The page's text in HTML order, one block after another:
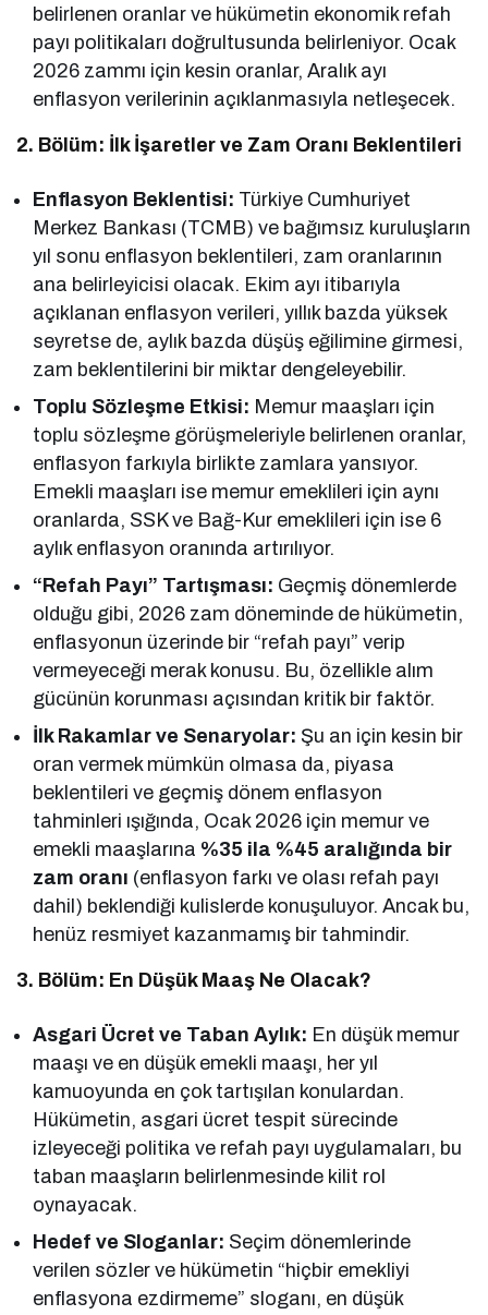
belirlenen oranlar ve hükümetin ekonomik refah
payı politikaları doğrultusunda belirleniyor. Ocak
2026 zammı için kesin oranlar, Aralık ayı
enflasyon verilerinin açıklanmasıyla netleşecek.
2. Bölüm: İlk İşaretler ve Zam Oranı Beklentileri
Enflasyon Beklentisi: Türkiye Cumhuriyet
Merkez Bankası (TCMB) ve bağımsız kuruluşların
yıl sonu enflasyon beklentileri, zam oranlarının
ana belirleyicisi olacak. Ekim ayı itibarıyla
açıklanan enflasyon verileri, yıllık bazda yüksek
seyretse de, aylık bazda düşüş eğilimine girmesi,
zam beklentilerini bir miktar dengeleyebilir.
Toplu Sözleşme Etkisi: Memur maaşları için
toplu sözleşme görüşmeleriyle belirlenen oranlar,
enflasyon farkıyla birlikte zamlara yansıyor.
Emekli maaşları ise memur emeklileri için aynı
oranlarda, SSK ve Bağ-Kur emeklileri için ise 6
aylık enflasyon oranında artırılıyor.
“Refah Payı” Tartışması: Geçmiş dönemlerde
olduğu gibi, 2026 zam döneminde de hükümetin,
enflasyonun üzerinde bir “refah payı” verip
vermeyeceği merak konusu. Bu, özellikle alım
gücünün korunması açısından kritik bir faktör.
İlk Rakamlar ve Senaryolar: Şu an için kesin bir
oran vermek mümkün olmasa da, piyasa
beklentileri ve geçmiş dönem enflasyon
tahminleri ışığında, Ocak 2026 için memur ve
emekli maaşlarına %35 ila %45 aralığında bir
zam oranı (enflasyon farkı ve olası refah payı
dahil) beklendiği kulislerde konuşuluyor. Ancak bu,
henüz resmiyet kazanmamış bir tahmindir.
3. Bölüm: En Düşük Maaş Ne Olacak?
Asgari Ücret ve Taban Aylık: En düşük memur
maaşı ve en düşük emekli maaşı, her yıl
kamuoyunda en çok tartışılan konulardan.
Hükümetin, asgari ücret tespit sürecinde
izleyeceği politika ve refah payı uygulamaları, bu
taban maaşların belirlenmesinde kilit rol
oynayacak.
Hedef ve Sloganlar: Seçim dönemlerinde
verilen sözler ve hükümetin “hiçbir emekliyi
enflasyona ezdirmeme” sloganı, en düşük